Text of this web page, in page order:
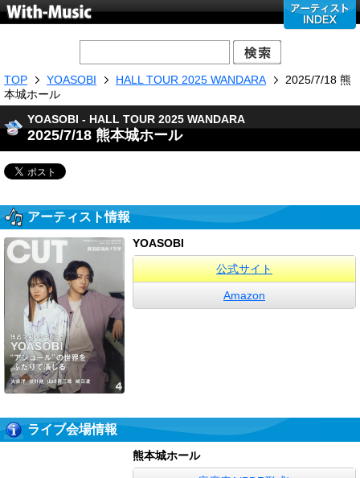
TOP YOASOBI HALL TOUR 2025 WANDARA
2025/7/18 熊
本城ホール
YOASOBI - HALL TOUR 2025 WANDARA
2025/7/18 熊本城ホール
アーティスト情報
YOASOBI
公式サイト
Amazon
ライブ会場情報
熊本城ホール